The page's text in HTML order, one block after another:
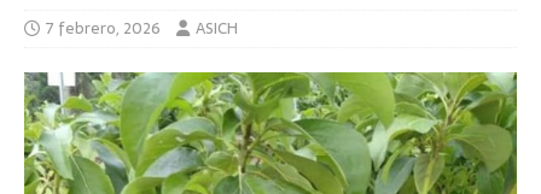
7 febrero, 2026 ASICH